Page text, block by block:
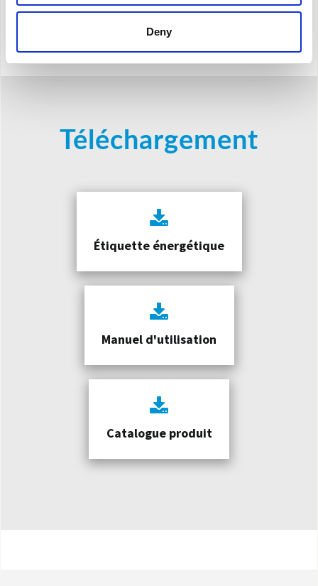
Deny
Nécessite un tuyau souple pour l’évacuation à l’extérieur de l’air chaud (ø
Téléchargement
Étiquette énergétique
Manuel d'utilisation
Catalogue produit